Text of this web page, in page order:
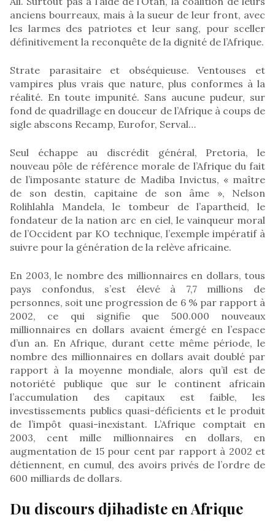
anciens bourreaux, mais à la sueur de leur front, avec
les larmes des patriotes et leur sang, pour sceller
définitivement la reconquête de la dignité de l’Afrique.
Strate parasitaire et obséquieuse. Ventouses et
vampires plus vrais que nature, plus conformes à la
réalité. En toute impunité. Sans aucune pudeur, sur
fond de quadrillage en douceur de l’Afrique à coups de
sigle abscons Recamp, Eurofor, Serval…
Seul échappe au discrédit général, Pretoria, le
nouveau pôle de référence morale de l’Afrique du fait
de l’imposante stature de Madiba Invictus, « maître
de son destin, capitaine de son âme », Nelson
Rolihlahla Mandela, le tombeur de l’apartheid, le
fondateur de la nation arc en ciel, le vainqueur moral
de l’Occident par KO technique, l’exemple impératif à
suivre pour la génération de la relève africaine.
En 2003, le nombre des millionnaires en dollars, tous
pays confondus, s’est élevé à 7,7 millions de
personnes, soit une progression de 6 % par rapport à
2002, ce qui signifie que 500.000 nouveaux
millionnaires en dollars avaient émergé en l’espace
d’un an. En Afrique, durant cette même période, le
nombre des millionnaires en dollars avait doublé par
rapport à la moyenne mondiale, alors qu’il est de
notoriété publique que sur le continent africain
l’accumulation des capitaux est faible, les
investissements publics quasi-déficients et le produit
de l’impôt quasi-inexistant. L’Afrique comptait en
2003, cent mille millionnaires en dollars, en
augmentation de 15 pour cent par rapport à 2002 et
détiennent, en cumul, des avoirs privés de l’ordre de
600 milliards de dollars.
Du discours djihadiste en Afrique